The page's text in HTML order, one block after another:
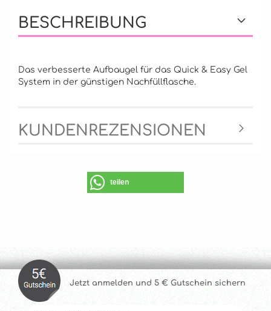
BESCHREIBUNG
Das verbesserte Aufbaugel für das Quick & Easy Gel
System in der günstigen Nachfüllflasche.
KUNDENREZENSIONEN
teilen
Jetzt anmelden und 5 € Gutschein sichern